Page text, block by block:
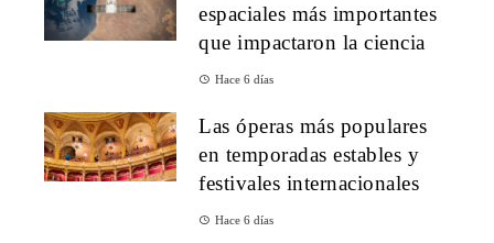
espaciales más importantes
que impactaron la ciencia
Hace 6 días
Las óperas más populares
en temporadas estables y
festivales internacionales
Hace 6 días